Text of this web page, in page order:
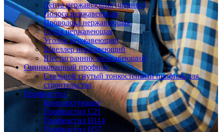
Лента нержавеющая (штрипс)
Полоса нержавеющая
Проволока нержавеющая
Сетка нержавеющая
Уголок нержавеющий
Швеллер нержавеющий
Шестигранник нержавеющий
Оцинкованный профиль
Стальной гнутый тонкостенный профиль для
строительства
Профнастил
Комплектующие
Профнастил C21
Профнастил Н114
Профнастил Н57